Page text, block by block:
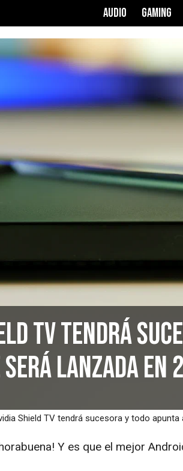
AUDIO GAMING
TV tendrá
lanzada en
Shield TV tendrá sucesora y todo apunta
Y es que el mejor